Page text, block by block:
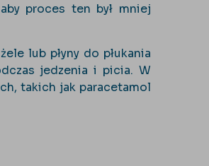
proces ten był mniej
lub płyny do płukania
jedzenia i picia. W
takich jak paracetamol